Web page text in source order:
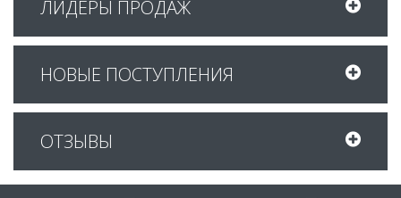
ЛИДЕРЫ ПРОДАЖ
НОВЫЕ ПОСТУПЛЕНИЯ
ОТЗЫВЫ